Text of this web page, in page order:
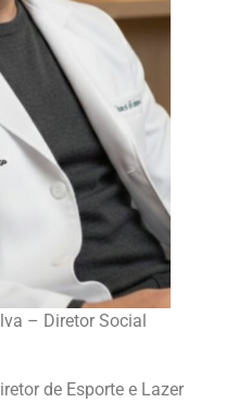
– Diretor Social
de Esporte e Lazer